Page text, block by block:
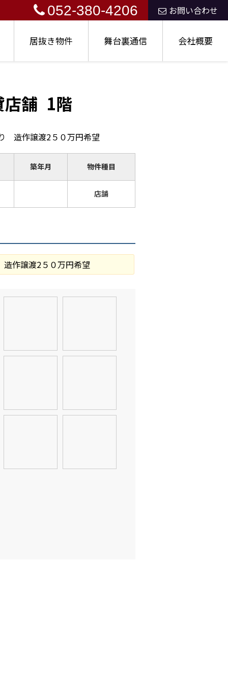
052-380-4206 お問い合わせ
居抜き物件 舞台裏通信 会社概要
舗 1階
造作譲渡2５０万円希望
築年月 物件種目
店舗
作譲渡2５０万円希望